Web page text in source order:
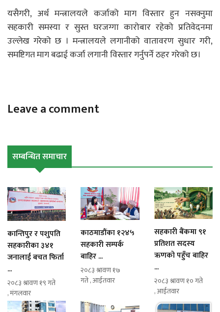
यसैगरी, अर्थ मन्त्रालयले कर्जाको माग विस्तार हुन नसक्नुमा
सहकारी समस्या र सुस्त घरजग्गा कारोबार रहेको प्रतिवेदनमा
उल्लेख गरेको छ । मन्त्रालयले लगानीको वातावरण सुधार गरी,
समष्टिगत माग बढाई कर्जा लगानी विस्तार गर्नुपर्ने ठहर गरेको छ।
Leave a comment
सम्बन्धित समाचार
कान्तिपुर र पशुपति
सहकारीका ३४१
जनालाई बचत फिर्ता
...
२०८३ श्रावण १९ गते
, मंगलवार
काठमाडौंका १२४५
सहकारी सम्पर्क
बाहिर ...
२०८३ श्रावण १७
गते , आईतवार
सहकारी बैंकमा ९१
प्रतिशत सदस्य
ऋणको पहुँच बाहिर
...
२०८३ श्रावण १० गते
, आईतवार